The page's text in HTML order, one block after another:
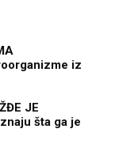
iz
JE
šta ga je